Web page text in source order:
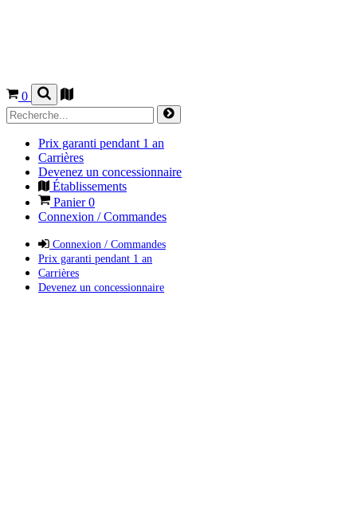
0
Prix garanti pendant 1 an
Carrières
Devenez un concessionnaire
Établissements
Panier0
Connexion / Commandes
Connexion / Commandes
Prix garanti pendant 1 an
Carrières
Devenez un concessionnaire